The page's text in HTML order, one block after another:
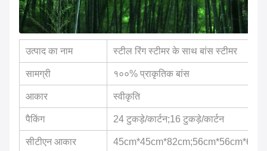
उत्पाद का नाम स्टील रिंग स्टीमर के साथ बांस स्टीमर
सामग्री १००% प्राकृतिक बांस
आकार स्वीकृति
पैकिंग 24 टुकड़े/कार्टन;16 टुकड़े/कार्टन
सीटीएन आकार